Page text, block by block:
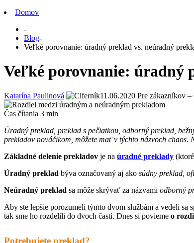
Domov
-
Blog-
Veľké porovnanie: úradný preklad vs. neúradný
Veľké porovnanie: úradný
Katarína Paulinová 11.06.2020 Pre zákazníkov
Čas čítania 3 min
Úradný preklad, preklad s pečiatkou, odborný preklad,
prekladov nováčikom, môžete mať v týchto názvoch chaos.
Základné delenie prekladov je na úradné preklady
Úradný preklad býva označovaný aj ako súdny preklad,
Neúradný preklad sa môže skrývať za názvami odborný
Aby ste lepšie porozumeli týmto dvom službám a vedeli
tak sme ho rozdelili do dvoch častí. Dnes si povieme o
Potrebujete preklad?